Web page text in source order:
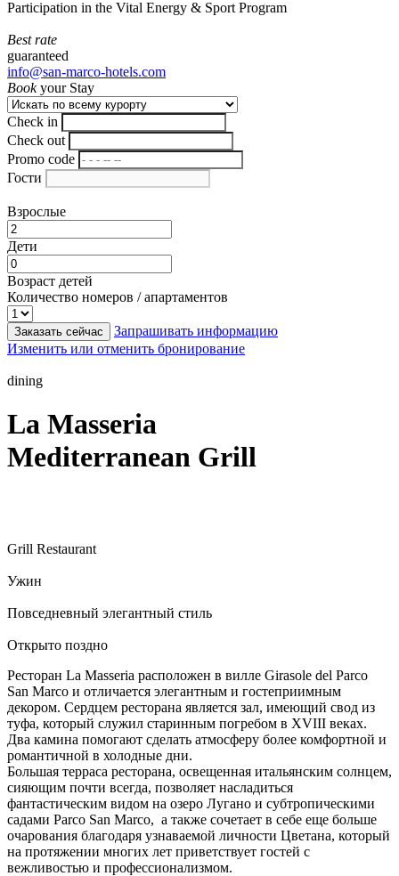
Participation in the Vital Energy & Sport Program
Best rate
guaranteed
info@san-marco-hotels.com
Bookyour Stay
Check in
Check out
Promo code
Гости
Взрослые
Дети
Возраст детей
Количество номеров / апартаментов
Заказать сейчас
Запрашивать информацию
Изменить или отменить бронирование
dining
La Masseria
Mediterranean Grill
Grill Restaurant
Ужин
Повседневный элегантный стиль
Открыто поздно
Ресторан La Masseria расположен в вилле Girasole del Parco
San Marco и отличается элегантным и гостеприимным
декором. Сердцем ресторана является зал, имеющий свод из
туфа, который служил старинным погребом в XVIII веках.
Два камина помогают сделать атмосферу более комфортной и
романтичной в холодные дни.
Большая терраса ресторана, освещенная итальянским солнцем,
сияющим почти всегда, позволяет насладиться
фантастическим видом на озеро Лугано и субтропическими
садами Parco San Marco, а также сочетает в себе еще больше
очарования благодаря узнаваемой личности Цветана, который
на протяжении многих лет приветствует гостей с
вежливостью и профессионализмом.